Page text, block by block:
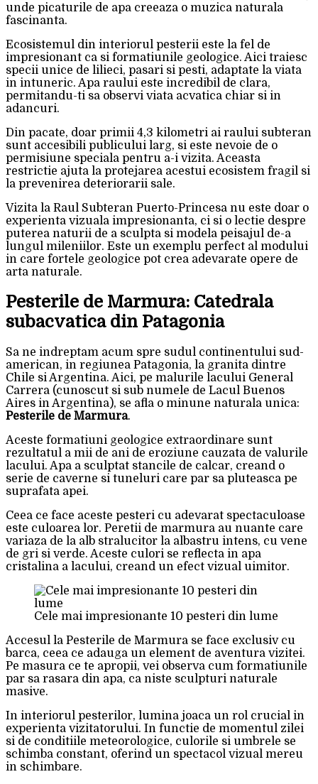
unde picaturile de apa creeaza o muzica naturala
fascinanta.
Ecosistemul din interiorul pesterii este la fel de
impresionant ca si formatiunile geologice. Aici traiesc
specii unice de lilieci, pasari si pesti, adaptate la viata
in intuneric. Apa raului este incredibil de clara,
permitandu-ti sa observi viata acvatica chiar si in
adancuri.
Din pacate, doar primii 4,3 kilometri ai raului subteran
sunt accesibili publicului larg, si este nevoie de o
permisiune speciala pentru a-i vizita. Aceasta
restrictie ajuta la protejarea acestui ecosistem fragil si
la prevenirea deteriorarii sale.
Vizita la Raul Subteran Puerto-Princesa nu este doar o
experienta vizuala impresionanta, ci si o lectie despre
puterea naturii de a sculpta si modela peisajul de-a
lungul mileniilor. Este un exemplu perfect al modului
in care fortele geologice pot crea adevarate opere de
arta naturale.
Pesterile de Marmura: Catedrala
subacvatica din Patagonia
Sa ne indreptam acum spre sudul continentului sud-
american, in regiunea Patagonia, la granita dintre
Chile si Argentina. Aici, pe malurile lacului General
Carrera (cunoscut si sub numele de Lacul Buenos
Aires in Argentina), se afla o minune naturala unica:
Pesterile de Marmura.
Aceste formatiuni geologice extraordinare sunt
rezultatul a mii de ani de eroziune cauzata de valurile
lacului. Apa a sculptat stancile de calcar, creand o
serie de caverne si tuneluri care par sa pluteasca pe
suprafata apei.
Ceea ce face aceste pesteri cu adevarat spectaculoase
este culoarea lor. Peretii de marmura au nuante care
variaza de la alb stralucitor la albastru intens, cu vene
de gri si verde. Aceste culori se reflecta in apa
cristalina a lacului, creand un efect vizual uimitor.
Cele mai impresionante 10 pesteri din lume
Accesul la Pesterile de Marmura se face exclusiv cu
barca, ceea ce adauga un element de aventura vizitei.
Pe masura ce te apropii, vei observa cum formatiunile
par sa rasara din apa, ca niste sculpturi naturale
masive.
In interiorul pesterilor, lumina joaca un rol crucial in
experienta vizitatorului. In functie de momentul zilei
si de conditiile meteorologice, culorile si umbrele se
schimba constant, oferind un spectacol vizual mereu
in schimbare.